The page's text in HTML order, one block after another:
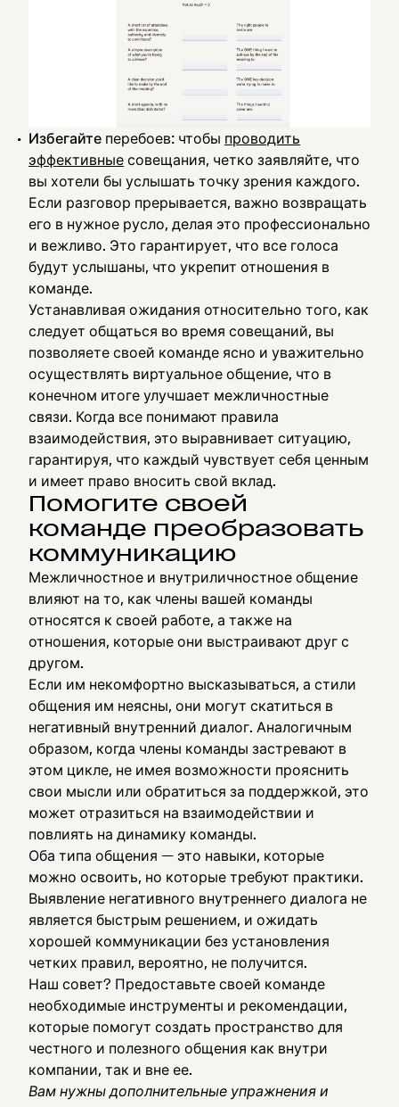
Избегайте перебоев: чтобы проводить
эффективные совещания, четко заявляйте, что
вы хотели бы услышать точку зрения каждого.
Если разговор прерывается, важно возвращать
его в нужное русло, делая это профессионально
и вежливо. Это гарантирует, что все голоса
будут услышаны, что укрепит отношения в
команде.
Устанавливая ожидания относительно того, как
следует общаться во время совещаний, вы
позволяете своей команде ясно и уважительно
осуществлять виртуальное общение, что в
конечном итоге улучшает межличностные
связи. Когда все понимают правила
взаимодействия, это выравнивает ситуацию,
гарантируя, что каждый чувствует себя ценным
и имеет право вносить свой вклад.
Помогите своей
команде преобразовать
коммуникацию
Межличностное и внутриличностное общение
влияют на то, как члены вашей команды
относятся к своей работе, а также на
отношения, которые они выстраивают друг с
другом.
Если им некомфортно высказываться, а стили
общения им неясны, они могут скатиться в
негативный внутренний диалог. Аналогичным
образом, когда члены команды застревают в
этом цикле, не имея возможности прояснить
свои мысли или обратиться за поддержкой, это
может отразиться на взаимодействии и
повлиять на динамику команды.
Оба типа общения — это навыки, которые
можно освоить, но которые требуют практики.
Выявление негативного внутреннего диалога не
является быстрым решением, и ожидать
хорошей коммуникации без установления
четких правил, вероятно, не получится.
Наш совет? Предоставьте своей команде
необходимые инструменты и рекомендации,
которые помогут создать пространство для
честного и полезного общения как внутри
компании, так и вне ее.
Вам нужны дополнительные упражнения и